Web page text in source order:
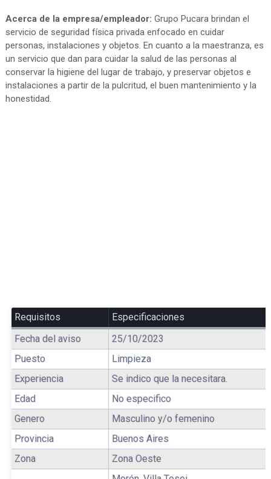
Acerca de la empresa/empleador: Grupo Pucara brindan el
servicio de seguridad física privada enfocado en cuidar
personas, instalaciones y objetos. En cuanto a la maestranza, es
un servicio que dan para cuidar la salud de las personas al
conservar la higiene del lugar de trabajo, y preservar objetos e
instalaciones a partir de la pulcritud, el buen mantenimiento y la
honestidad.
Requisitos
Especificaciones
Fecha del aviso
25/10/2023
Puesto
Limpieza
Experiencia
Se indico que la necesitara.
Edad
No especifico
Genero
Masculino y/o femenino
Provincia
Buenos Aires
Zona
Zona Oeste